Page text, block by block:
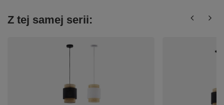
Z tej samej serii: